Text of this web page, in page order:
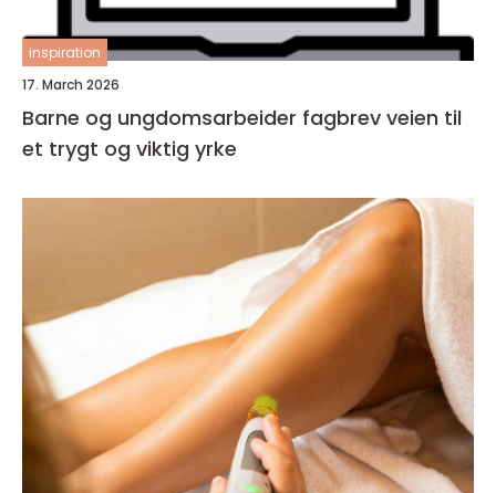
inspiration
17. March 2026
Barne og ungdomsarbeider fagbrev veien til
et trygt og viktig yrke